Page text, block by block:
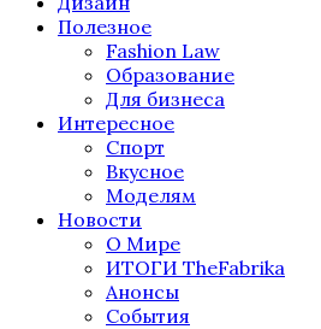
Полезное
Fashion Law
Образование
Для бизнеса
Интересное
Спорт
Вкусное
Моделям
Новости
О Мире
ИТОГИ TheFabrika
Анонсы
События